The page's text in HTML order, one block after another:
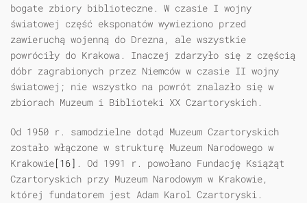
bogate zbiory biblioteczne. W czasie I wojny
światowej część eksponatów wywieziono przed
zawieruchą wojenną do Drezna, ale wszystkie
powróciły do Krakowa. Inaczej zdarzyło się z częścią
dóbr zagrabionych przez Niemców w czasie II wojny
światowej; nie wszystko na powrót znalazło się w
zbiorach Muzeum i Biblioteki XX Czartoryskich.
Od 1950 r. samodzielne dotąd Muzeum Czartoryskich
zostało włączone w strukturę Muzeum Narodowego w
Krakowie[16] . Od 1991 r. powołano Fundację Książąt
Czartoryskich przy Muzeum Narodowym w Krakowie,
której fundatorem jest Adam Karol Czartoryski.